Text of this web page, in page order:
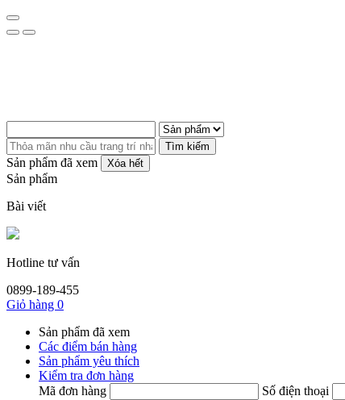
Tìm kiếm
Sản phẩm đã xem Xóa hết
Sản phẩm
Bài viết
Hotline tư vấn
0899-189-455
Giỏ hàng 0
Sản phẩm đã xem
Các điểm bán hàng
Sản phẩm yêu thích
Kiểm tra đơn hàng
Mã đơn hàng
Số điện thoại